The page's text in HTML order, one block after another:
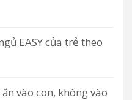
EASY của trẻ theo
vào con, không vào